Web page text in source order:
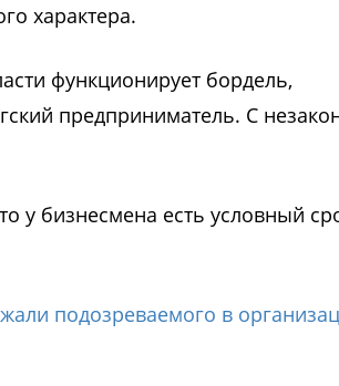
характера.
функционирует бордель,
предприниматель. С
у бизнесмена есть условный
подозреваемого в